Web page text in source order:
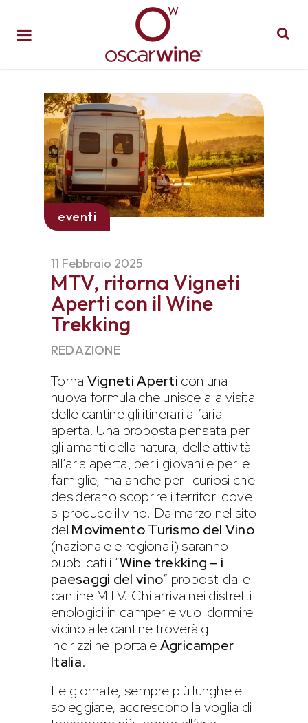
eventi
11 Febbraio 2025
MTV, ritorna Vigneti
Aperti con il Wine
Trekking
REDAZIONE
Torna Vigneti Aperti con una
nuova formula che unisce alla visita
delle cantine gli itinerari all’aria
aperta. Una proposta pensata per
gli amanti della natura, delle attività
all’aria aperta, per i giovani e per le
famiglie, ma anche per i curiosi che
desiderano scoprire i territori dove
si produce il vino. Da marzo nel sito
del Movimento Turismo del Vino
(nazionale e regionali) saranno
pubblicati i “Wine trekking – i
paesaggi del vino” proposti dalle
cantine MTV. Chi arriva nei distretti
enologici in camper e vuol dormire
vicino alle cantine troverà gli
indirizzi nel portaleAgricamper
Italia.
Le giornate, sempre più lunghe e
soleggiate, accrescono la voglia di